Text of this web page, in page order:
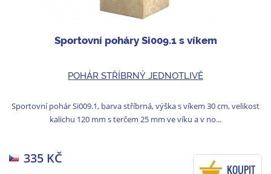
Sportovní poháry Si009.1 s víkem
POHÁR STŘÍBRNÝ JEDNOTLIVĚ
Sportovní pohár Si009.1, barva stříbrná, výška s víkem 30 cm, velikost
kalichu 120 mm s terčem 25 mm ve víku a v no...
335 KČ
KOUPIT